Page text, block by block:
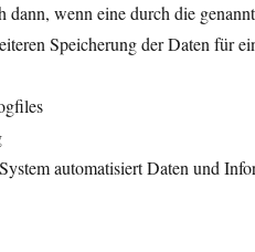
wenn eine durch die
Speicherung der Daten für
automatisiert Daten und